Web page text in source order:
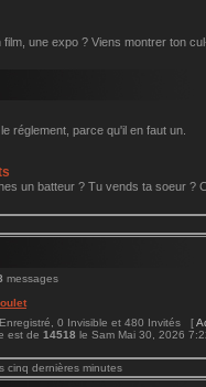
une expo ? Viens montrer ton
réglement, parce qu'il en faut un.
un batteur ? Tu vends ta soeur ?
messages
0 Invisible et 480 Invités [
est de 14518 le Sam Mai 30, 2026
cinq dernières minutes